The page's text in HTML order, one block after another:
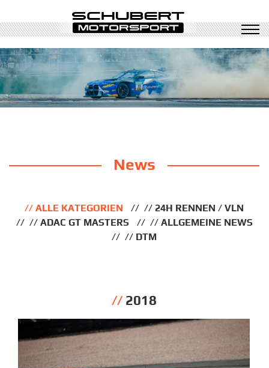
News
ALLE KATEGORIEN
24H RENNEN / VLN
ADAC GT MASTERS
ALLGEMEINE NEWS
DTM
2018